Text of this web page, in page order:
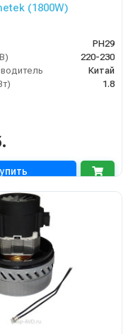
(1800W)
PH29
220-230
Китай
1.8